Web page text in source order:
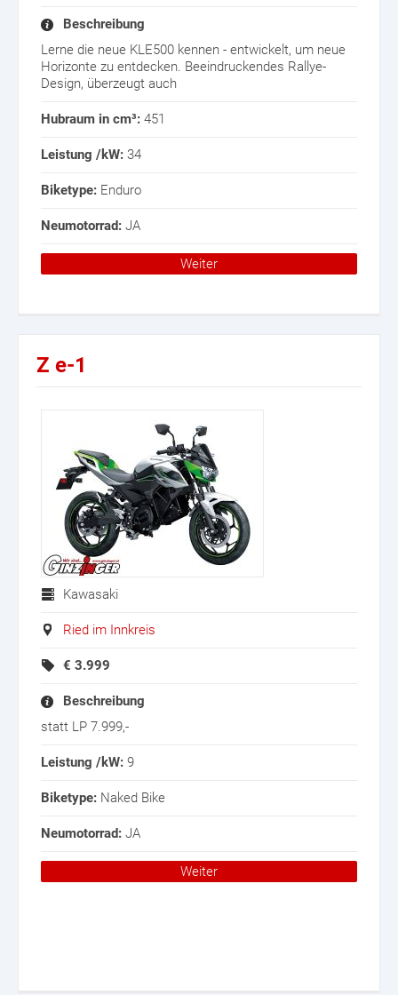
Beschreibung
Lerne die neue KLE500 kennen - entwickelt, um neue
Horizonte zu entdecken. Beeindruckendes Rallye-
Design, überzeugt auch
Hubraum in cm³: 451
Leistung /kW: 34
Biketype: Enduro
Neumotorrad: JA
Weiter
Z e-1
Kawasaki
Ried im Innkreis
€ 3.999
Beschreibung
statt LP 7.999,-
Leistung /kW: 9
Biketype: Naked Bike
Neumotorrad: JA
Weiter